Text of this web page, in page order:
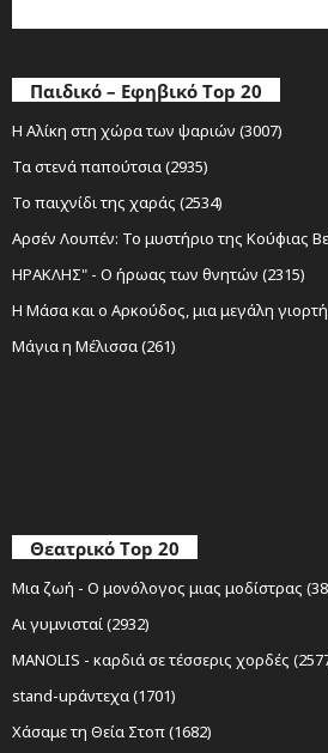
Παιδικό – Εφηβικό Top 20
Η Αλίκη στη χώρα των ψαριών (3007)
Τα στενά παπούτσια (2935)
Το παιχνίδι της χαράς (2534)
Αρσέν Λουπέν: Το μυστήριο της Κούφιας
ΗΡΑΚΛΗΣ" - Ο ήρωας των θνητών (2315)
Η Μάσα και ο Αρκούδος, μια μεγάλη
Μάγια η Μέλισσα (261)
Θεατρικό Top 20
Μια ζωή - Ο μονόλογος μιας μοδίστρας
Αι γυμνισταί (2932)
MANOLIS - καρδιά σε τέσσερις χορδές
stand-upάντεχα (1701)
Χάσαμε τη Θεία Στοπ (1682)